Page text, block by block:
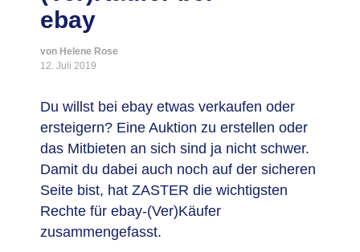
ebay
von Helene Rose
12. Juli 2019
Du willst bei ebay etwas verkaufen oder
ersteigern? Eine Auktion zu erstellen oder
das Mitbieten an sich sind ja nicht schwer.
Damit du dabei auch noch auf der sicheren
Seite bist, hat ZASTER die wichtigsten
Rechte für ebay-(Ver)Käufer
zusammengefasst.